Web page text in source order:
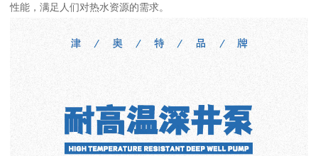
性能，满足人们对热水资源的需求。